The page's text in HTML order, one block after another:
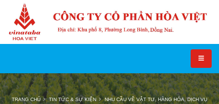
TRANG CHỦ TIN TỨC & SỰ KIỆN NHU CẦU VỀ VẬT TƯ, HÀNG HÓA, DỊCH VỤ